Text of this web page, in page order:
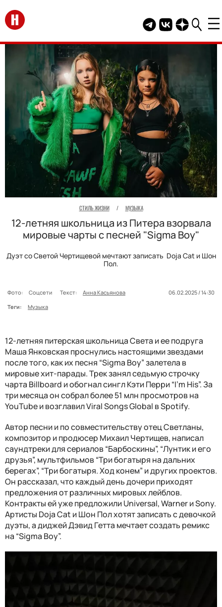
Перейти на главную
Telegram канал
Группа HELLO
Канал
СТИЛЬ ЖИЗНИ / МУЗЫКА
12-летняя школьница из Питера взорвала
мировые чарты с песней "Sigma Boy"
Дуэт со Светой Чертищевой мечтают записать Doja Cat и Шон
Пол.
Фото: Соцсети Текст: Анна Касьянова
06.02.2025 / 14:30
Теги:
Музыка
12-летняя питерская школьница Света и ее подруга
Маша Янковская проснулись настоящими звездами
после того, как их песня “Sigma Boy” залетела в
мировые хит-парады. Трек занял седьмую строчку
чарта Billboard и обогнал сингл Кэти Перри “I’m His”. За
три месяца он собрал более 51 млн просмотров на
YouTube и возглавил Viral Songs Global в Spotify.
Автор песни и по совместительству отец Светланы,
композитор и продюсер Михаил Чертищев, написал
саундтреки для сериалов “Барбоскины”, “Лунтик и его
друзья”, мультфильмов “Три богатыря на дальних
берегах”, “Три богатыря. Ход конем” и других проектов.
Он рассказал, что каждый день дочери приходят
предложения от различных мировых лейблов.
Контракты ей уже предложили Universal, Warner и Sony.
Артисты Doja Cat и Шон Пол хотят записать с девочкой
дуэты, а диджей Дэвид Гетта мечтает создать ремикс
на “Sigma Boy”.